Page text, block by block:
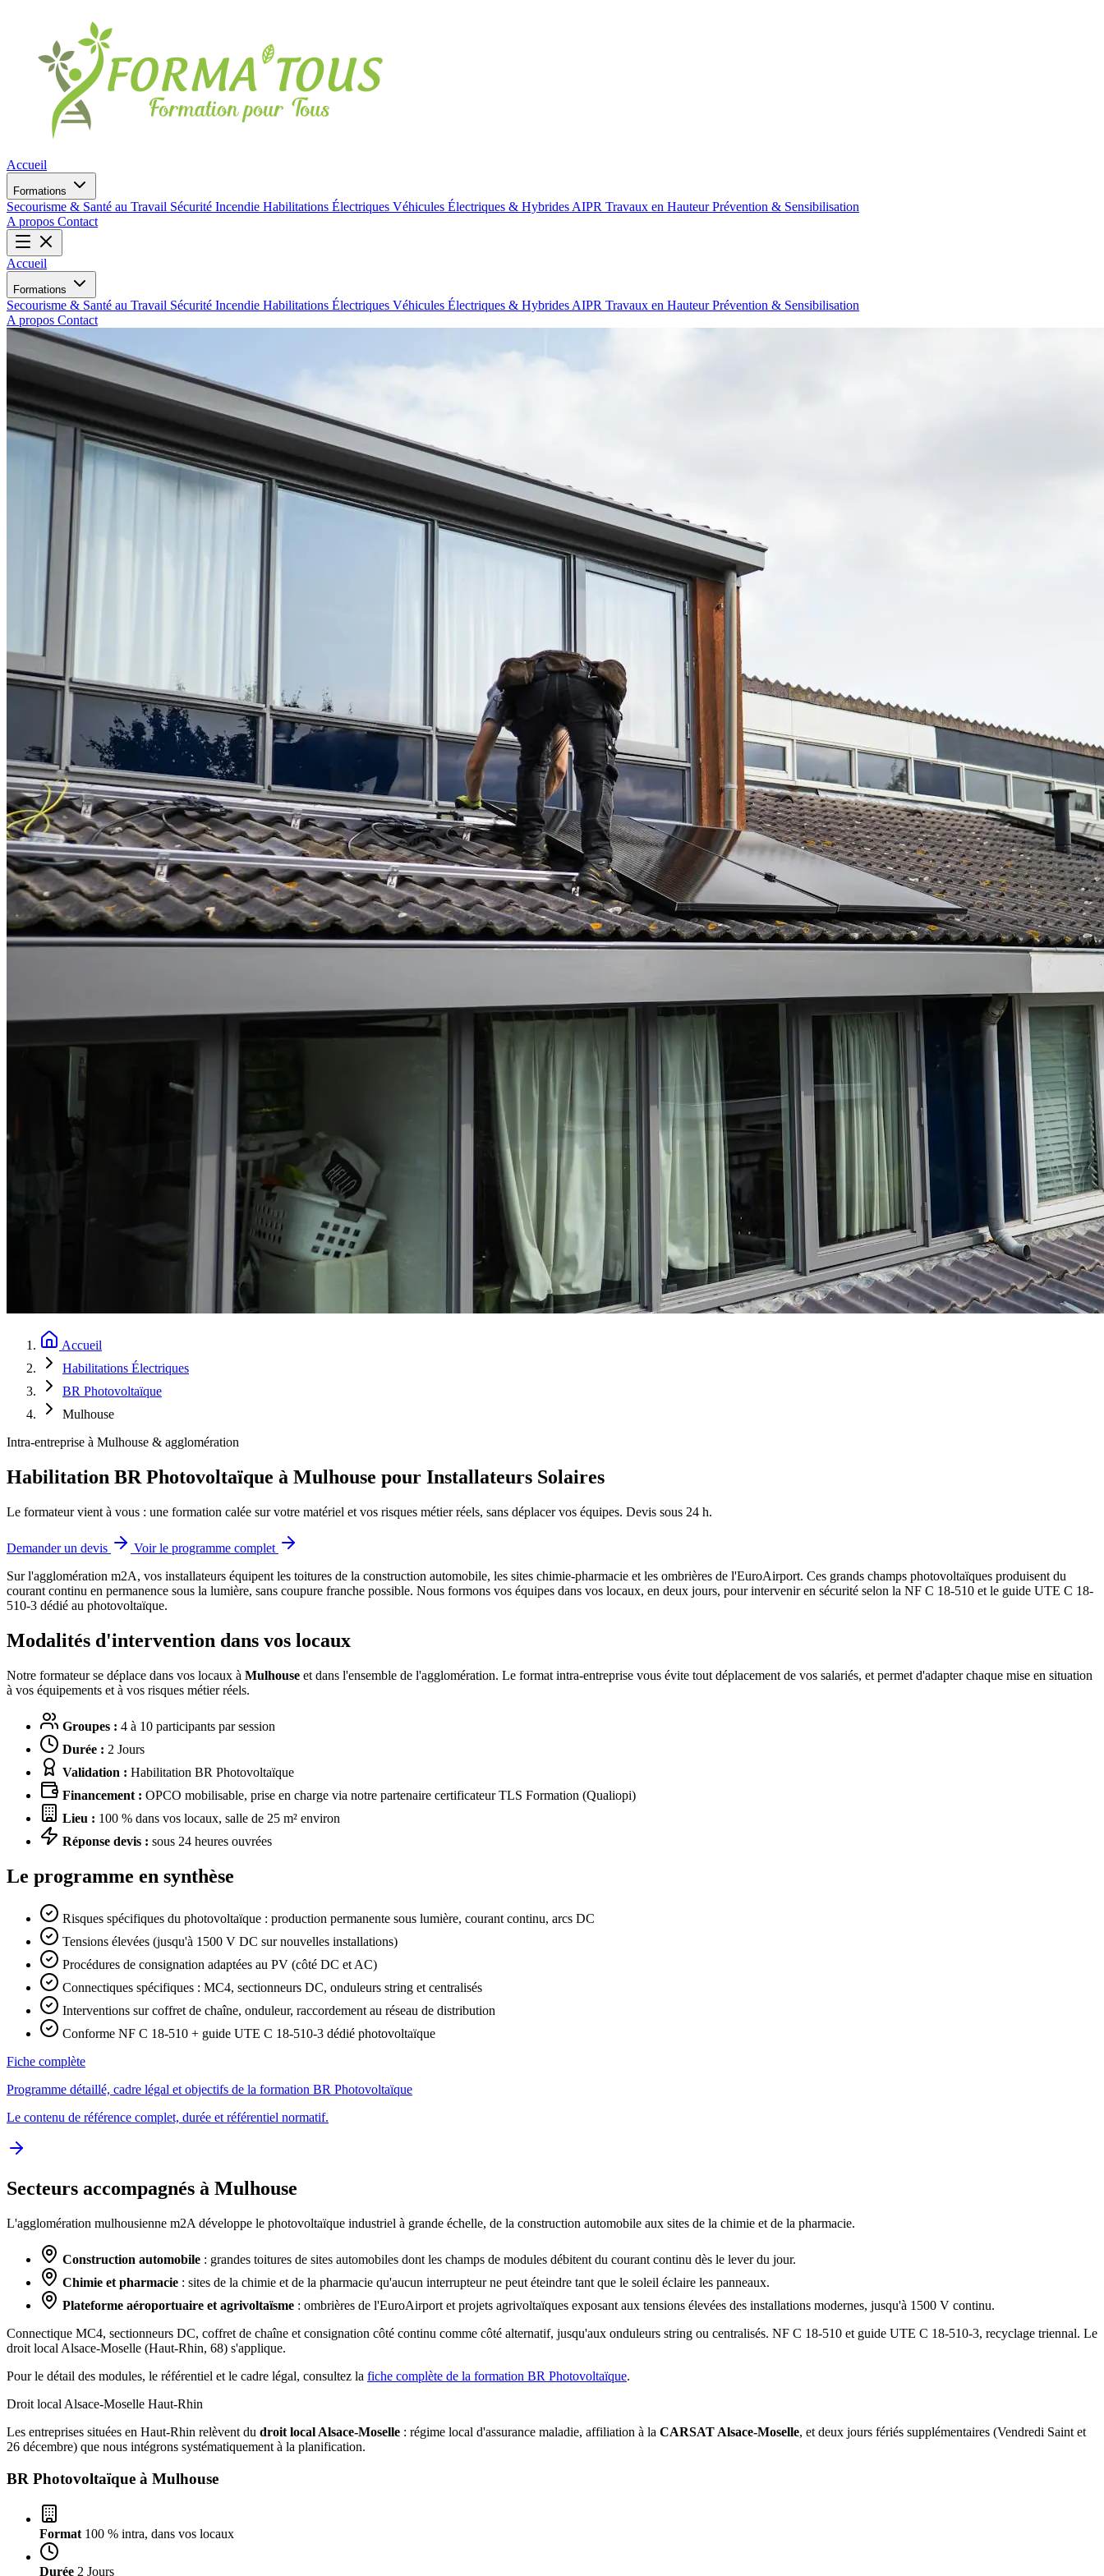
Accueil
Formations
Secourisme & Santé au Travail Sécurité Incendie Habilitations Électriques Véhicules Électriques & Hybrides AIPR Travaux en HauteurPrévention & Sensibilisation
A propos Contact
Accueil
Formations
Secourisme & Santé au Travail Sécurité Incendie Habilitations Électriques Véhicules Électriques & Hybrides AIPR Travaux en HauteurPrévention & Sensibilisation
A propos Contact
Accueil
Habilitations Électriques
BR Photovoltaïque
Mulhouse
Intra-entreprise à Mulhouse & agglomération
Habilitation BR Photovoltaïque à Mulhouse pour Installateurs Solaires
Le formateur vient à vous : une formation calée sur votre matériel et vos risques métier réels, sans déplacer vos équipes. Devis sous 24 h.
Demander un devis
Voir le programme complet
Sur l'agglomération m2A, vos installateurs équipent les toitures de la construction automobile, les sites chimie-pharmacie et les ombrières de l'EuroAirport. Ces grands champs photovoltaïques produisent du
courant continu en permanence sous la lumière, sans coupure franche possible. Nous formons vos équipes dans vos locaux, en deux jours, pour intervenir en sécurité selon la NF C 18-510 et le guide UTE C 18-
510-3 dédié au photovoltaïque.
Modalités d'intervention dans vos locaux
Notre formateur se déplace dans vos locaux à Mulhouse et dans l'ensemble de l'agglomération. Le format intra-entreprise vous évite tout déplacement de vos salariés, et permet d'adapter chaque mise en situation
à vos équipements et à vos risques métier réels.
Groupes : 4 à 10 participants par session
Durée : 2 Jours
Validation : Habilitation BR Photovoltaïque
Financement : OPCO mobilisable, prise en charge via notre partenaire certificateur TLS Formation (Qualiopi)
Lieu : 100 % dans vos locaux, salle de 25 m² environ
Réponse devis : sous 24 heures ouvrées
Le programme en synthèse
Risques spécifiques du photovoltaïque : production permanente sous lumière, courant continu, arcs DC
Tensions élevées (jusqu'à 1500 V DC sur nouvelles installations)
Procédures de consignation adaptées au PV (côté DC et AC)
Connectiques spécifiques : MC4, sectionneurs DC, onduleurs string et centralisés
Interventions sur coffret de chaîne, onduleur, raccordement au réseau de distribution
Conforme NF C 18-510 + guide UTE C 18-510-3 dédié photovoltaïque
Fiche complète
Programme détaillé, cadre légal et objectifs de la formation BR Photovoltaïque
Le contenu de référence complet, durée et référentiel normatif.
Secteurs accompagnés à Mulhouse
L'agglomération mulhousienne m2A développe le photovoltaïque industriel à grande échelle, de la construction automobile aux sites de la chimie et de la pharmacie.
Construction automobile : grandes toitures de sites automobiles dont les champs de modules débitent du courant continu dès le lever du jour.
Chimie et pharmacie : sites de la chimie et de la pharmacie qu'aucun interrupteur ne peut éteindre tant que le soleil éclaire les panneaux.
Plateforme aéroportuaire et agrivoltaïsme : ombrières de l'EuroAirport et projets agrivoltaïques exposant aux tensions élevées des installations modernes, jusqu'à 1500 V continu.
Connectique MC4, sectionneurs DC, coffret de chaîne et consignation côté continu comme côté alternatif, jusqu'aux onduleurs string ou centralisés. NF C 18-510 et guide UTE C 18-510-3, recyclage triennal. Le
droit local Alsace-Moselle (Haut-Rhin, 68) s'applique.
Pour le détail des modules, le référentiel et le cadre légal, consultez la fiche complète de la formation BR Photovoltaïque.
Droit local Alsace-Moselle Haut-Rhin
Les entreprises situées en Haut-Rhin relèvent du droit local Alsace-Moselle : régime local d'assurance maladie, affiliation à la CARSAT Alsace-Moselle, et deux jours fériés supplémentaires (Vendredi Saint et
26 décembre) que nous intégrons systématiquement à la planification.
BR Photovoltaïque à Mulhouse
Format 100 % intra, dans vos locaux
Durée 2 Jours